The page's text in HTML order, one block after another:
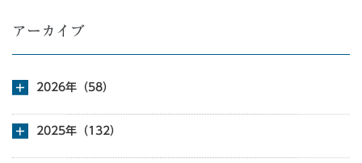
アーカイブ
2026年（58）
2025年（132）